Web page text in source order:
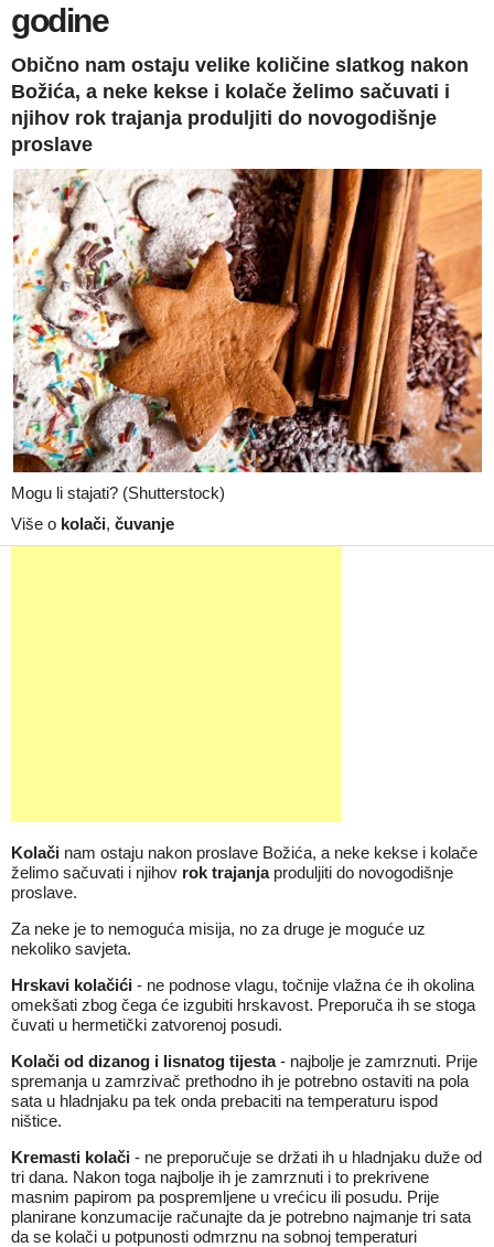
godine
Obično nam ostaju velike količine slatkog nakon
Božića, a neke kekse i kolače želimo sačuvati i
njihov rok trajanja produljiti do novogodišnje
proslave
Mogu li stajati? (Shutterstock)
Više o kolači, čuvanje
Kolači nam ostaju nakon proslave Božića, a neke kekse i kolače
želimo sačuvati i njihov rok trajanjaproduljiti do novogodišnje
proslave.
Za neke je to nemoguća misija, no za druge je moguće uz
nekoliko savjeta.
Hrskavi kolačići - ne podnose vlagu, točnije vlažna će ih okolina
omekšati zbog čega će izgubiti hrskavost. Preporuča ih se stoga
čuvati u hermetički zatvorenoj posudi.
Kolači od dizanog i lisnatog tijesta- najbolje je zamrznuti. Prije
spremanja u zamrzivač prethodno ih je potrebno ostaviti na pola
sata u hladnjaku pa tek onda prebaciti na temperaturu ispod
ništice.
Kremasti kolači - ne preporučuje se držati ih u hladnjaku duže od
tri dana. Nakon toga najbolje ih je zamrznuti i to prekrivene
masnim papirom pa pospremljene u vrećicu ili posudu. Prije
planirane konzumacije računajte da je potrebno najmanje tri sata
da se kolači u potpunosti odmrznu na sobnoj temperaturi